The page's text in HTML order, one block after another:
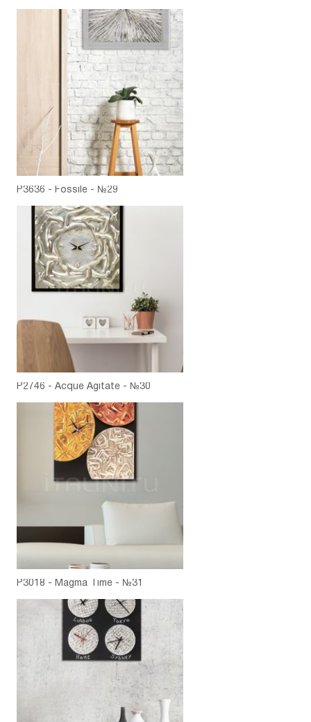
P3636 - Fossile - №29
P2746 - Acque Agitate - №30
P3018 - Magma Time - №31